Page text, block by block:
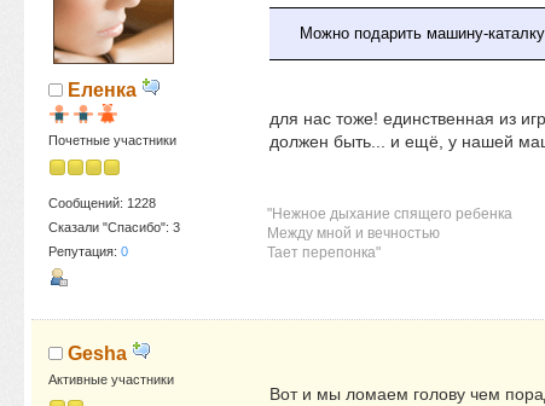
Еленка
Почетные участники
Сообщений: 1228
Сказали "Спасибо": 3
Репутация: 0
Можно подарить машину-
для нас тоже! единственная из
должен быть... и ещё, у нашей
"Нежное дыхание спящего ребенка
Между мной и вечностью
Тает перепонка"
Gesha
Активные участники
Вот и мы ломаем голову чем